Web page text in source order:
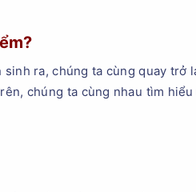
ra, chúng ta cùng quay trở
chúng ta cùng nhau tìm